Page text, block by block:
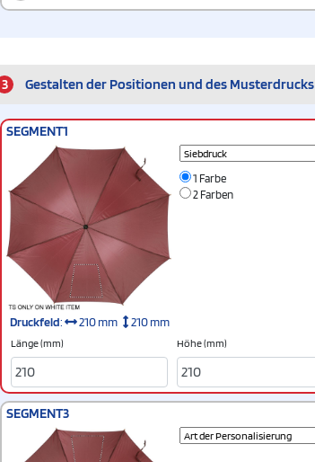
3 Gestalten der Positionen und des Musterdrucks
SEGMENT1
1 Farbe
2 Farben
Druckfeld: 210 mm 210 mm
Länge (mm) Höhe (mm)
SEGMENT3